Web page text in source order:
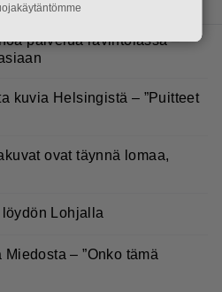
palvelua ravintolassa –
kuvia Helsingistä – ”Puitteet
ovat täynnä lomaa,
Lohjalla
– ”Onko tämä